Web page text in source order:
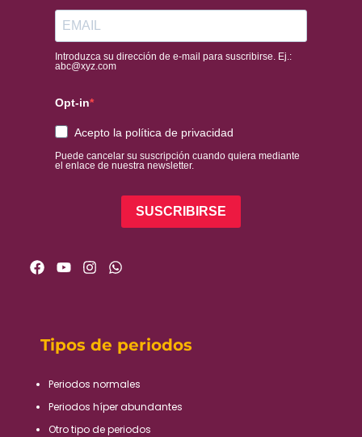
Tipos de periodos
Periodos normales​
Periodos híper abundantes​
Otro tipo de periodos​
Introduzca su dirección de e-mail para suscribirse. Ej.:
abc@xyz.com
Opt-in
Acepto la política de privacidad
Puede cancelar su suscripción cuando quiera mediante
el enlace de nuestra newsletter.
SUSCRIBIRSE